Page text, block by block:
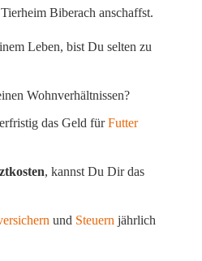
Biberach anschaffst.
Leben, bist Du selten zu
Wohnverhältnissen?
das Geld fürFutter
, kannst Du Dir das
und Steuern jährlich